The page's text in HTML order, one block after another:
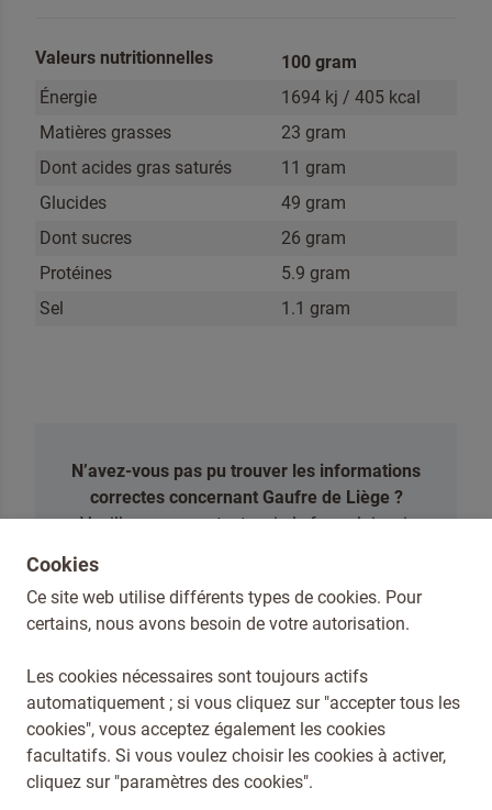
Valeurs nutritionnelles
100 gram
Énergie
1694 kj / 405 kcal
Matières grasses
23 gram
Dont acides gras saturés
11 gram
Glucides
49 gram
Dont sucres
26 gram
Protéines
5.9 gram
Sel
1.1 gram
N’avez-vous pas pu trouver les informations
correctes concernant Gaufre de Liège ?
Veuillez nous contacter via le formulaire ci-
CONTACTEZ-NOUS
En cliquant sur envoyer, vous acceptez nos conditions générales
Dr. Oetker België
Conditions générales
Compliance
Cookies
Ce site web utilise différents types de cookies. Pour
certains, nous avons besoin de votre autorisation.
Les cookies nécessaires sont toujours actifs
automatiquement ; si vous cliquez sur "accepter tous les
cookies", vous acceptez également les cookies
facultatifs. Si vous voulez choisir les cookies à activer,
cliquez sur "paramètres des cookies".